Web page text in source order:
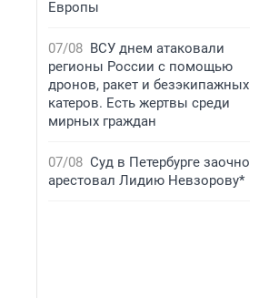
Европы
07/08 ВСУ днем атаковали
регионы России с помощью
дронов, ракет и безэкипажных
катеров. Есть жертвы среди
мирных граждан
07/08 Суд в Петербурге заочно
арестовал Лидию Невзорову*